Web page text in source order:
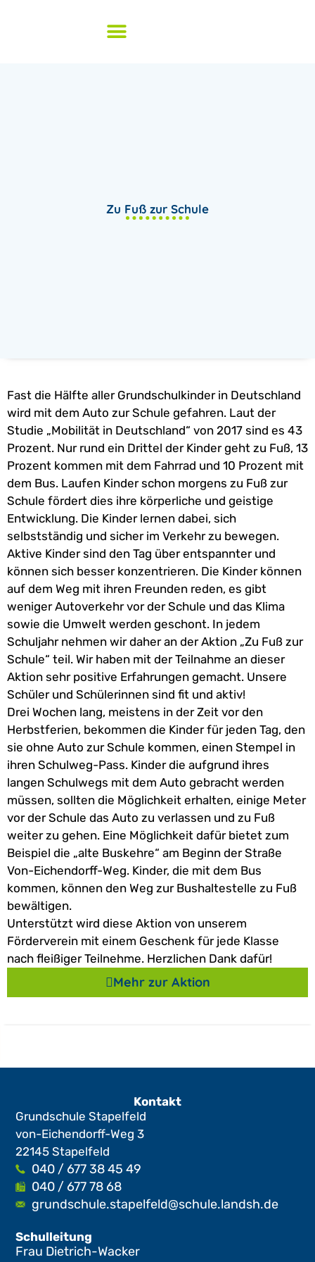
Zu Fuß zur Schule
Fast die Hälfte aller Grundschulkinder in Deutschland
wird mit dem Auto zur Schule gefahren. Laut der
Studie „Mobilität in Deutschland“ von 2017 sind es 43
Prozent. Nur rund ein Drittel der Kinder geht zu Fuß, 13
Prozent kommen mit dem Fahrrad und 10 Prozent mit
dem Bus. Laufen Kinder schon morgens zu Fuß zur
Schule fördert dies ihre körperliche und geistige
Entwicklung. Die Kinder lernen dabei, sich
selbstständig und sicher im Verkehr zu bewegen.
Aktive Kinder sind den Tag über entspannter und
können sich besser konzentrieren. Die Kinder können
auf dem Weg mit ihren Freunden reden, es gibt
weniger Autoverkehr vor der Schule und das Klima
sowie die Umwelt werden geschont. In jedem
Schuljahr nehmen wir daher an der Aktion „Zu Fuß zur
Schule“ teil. Wir haben mit der Teilnahme an dieser
Aktion sehr positive Erfahrungen gemacht. Unsere
Schüler und Schülerinnen sind fit und aktiv!
Drei Wochen lang, meistens in der Zeit vor den
Herbstferien, bekommen die Kinder für jeden Tag, den
sie ohne Auto zur Schule kommen, einen Stempel in
ihren Schulweg-Pass. Kinder die aufgrund ihres
langen Schulwegs mit dem Auto gebracht werden
müssen, sollten die Möglichkeit erhalten, einige Meter
vor der Schule das Auto zu verlassen und zu Fuß
weiter zu gehen. Eine Möglichkeit dafür bietet zum
Beispiel die „alte Buskehre“ am Beginn der Straße
Von-Eichendorff-Weg. Kinder, die mit dem Bus
kommen, können den Weg zur Bushaltestelle zu Fuß
bewältigen.
Unterstützt wird diese Aktion von unserem
Förderverein mit einem Geschenk für jede Klasse
nach fleißiger Teilnehme. Herzlichen Dank dafür!
Mehr zur Aktion
Kontakt
Grundschule Stapelfeld
von-Eichendorff-Weg 3
22145 Stapelfeld
040 / 677 38 45 49
040 / 677 78 68
grundschule.stapelfeld@schule.landsh.de
Schulleitung
Frau Dietrich-Wacker